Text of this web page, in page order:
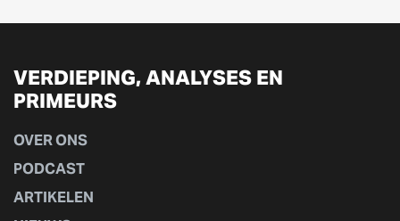
VERDIEPING, ANALYSES EN
PRIMEURS
OVER ONS
PODCAST
ARTIKELEN